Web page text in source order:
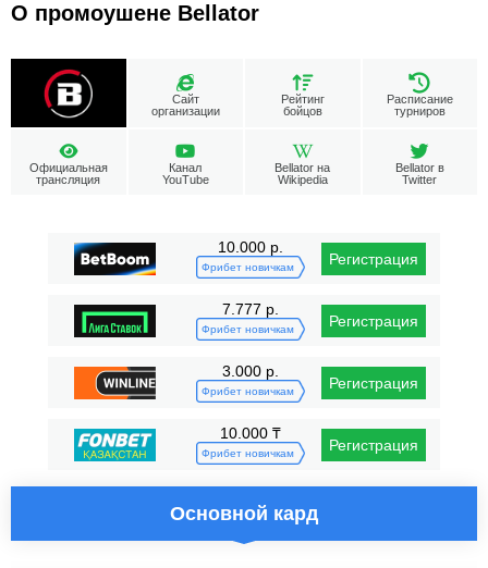
О промоушене Bellator
Сайт
организации
Рейтинг
бойцов
Расписание
турниров
Официальная
трансляция
Канал
YouTube
Bellator на
Wikipedia
Bellator в
Twitter
10.000 р.
Фрибет новичкам Регистрация
7.777 р.
Фрибет новичкам Регистрация
3.000 р.
Фрибет новичкам Регистрация
10.000 ₸
Фрибет новичкам Регистрация
Основной кард